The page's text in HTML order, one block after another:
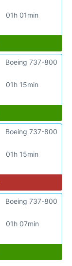
01h 01min
01h 15min
Boeing 737-800
01h 15min
Boeing 737-800
01h 07min
Boeing 737-800